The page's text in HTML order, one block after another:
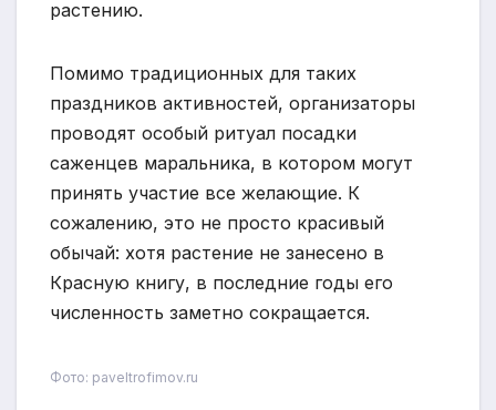
растению.
Помимо традиционных для таких
праздников активностей, организаторы
проводят особый ритуал посадки
саженцев маральника, в котором могут
принять участие все желающие. К
сожалению, это не просто красивый
обычай: хотя растение не занесено в
Красную книгу, в последние годы его
численность заметно сокращается.
Фото: paveltrofimov.ru